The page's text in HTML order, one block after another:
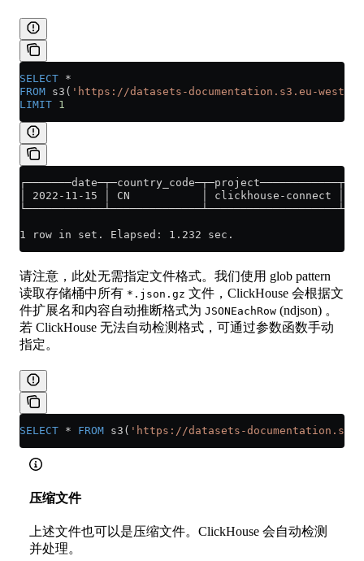
SELECT *
FROM s3( 'https://datasets-documentation.s3.eu-west-
LIMIT 1
│ 2022-11-15 │ CN           │ clickhouse-connect
1 row in set. Elapsed: 1.232 sec.
请注意，此处无需指定文件格式。我们使用 glob pattern
读取存储桶中所有 *.json.gz 文件，ClickHouse 会根据文
件扩展名和内容自动推断格式为 JSONEachRow (ndjson) 。
若 ClickHouse 无法自动检测格式，可通过参数函数手动
指定。
SELECT * FROM s3( 'https://datasets-
压缩文件
上述文件也可以是压缩文件。ClickHouse 会自动检测
并处理。